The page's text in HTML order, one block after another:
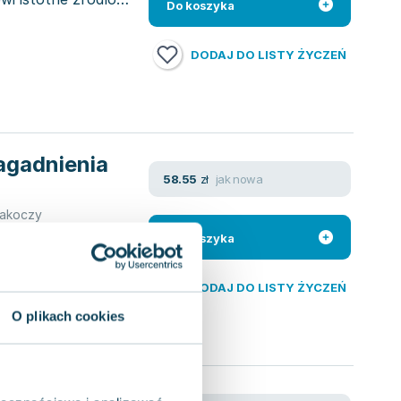
O plikach cookies
Do koszyka
DODAJ DO LISTY ŻYCZEŃ
58.55 zł jak nowa
Do koszyka
DODAJ DO LISTY ŻYCZEŃ